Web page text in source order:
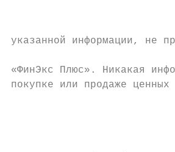
указанной информации,
«ФинЭкс Плюс». Никакая
покупке или продаже